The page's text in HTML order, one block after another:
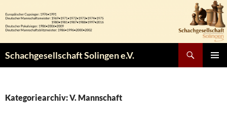
Inhalt
springen
Schachgesellschaft Solingen e.V.
Kategoriearchiv: V. Mannschaft